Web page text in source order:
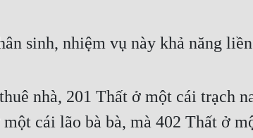
sinh, nhiệm vụ này khả năng
nhà, 201 Thất ở một cái trạch
cái lão bà bà, mà 402 Thất ở